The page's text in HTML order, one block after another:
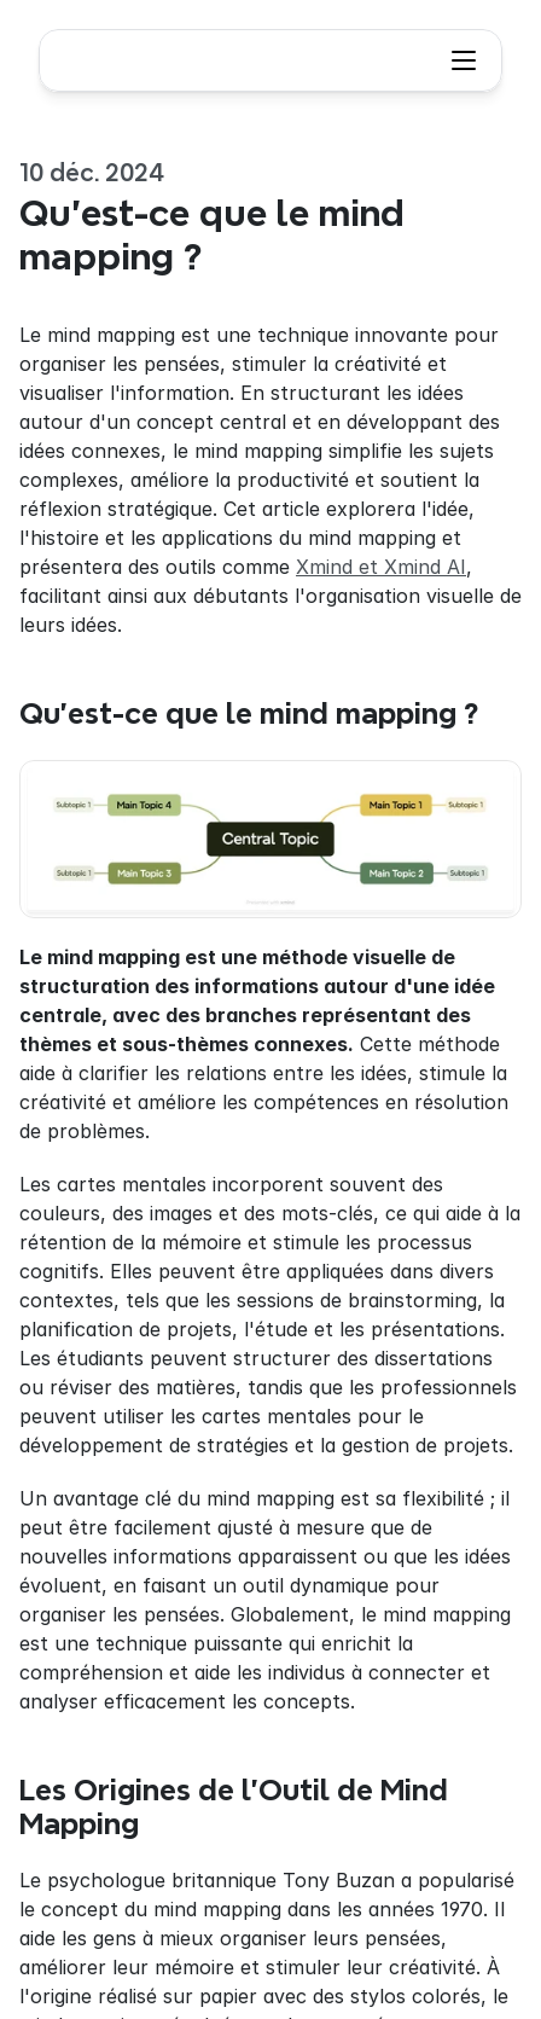
10 déc. 2024
Qu'est-ce que le mind
mapping ?
Le mind mapping est une technique innovante pour
organiser les pensées, stimuler la créativité et
visualiser l'information. En structurant les idées
autour d'un concept central et en développant des
idées connexes, le mind mapping simplifie les sujets
complexes, améliore la productivité et soutient la
réflexion stratégique. Cet article explorera l'idée,
l'histoire et les applications du mind mapping et
présentera des outils comme Xmind et Xmind AI,
facilitant ainsi aux débutants l'organisation visuelle de
leurs idées.
Qu'est-ce que le mind mapping ?
Le mind mapping est une méthode visuelle de
structuration des informations autour d'une idée
centrale, avec des branches représentant des
thèmes et sous-thèmes connexes. Cette méthode
aide à clarifier les relations entre les idées, stimule la
créativité et améliore les compétences en résolution
de problèmes.
Les cartes mentales incorporent souvent des
couleurs, des images et des mots-clés, ce qui aide à la
rétention de la mémoire et stimule les processus
cognitifs. Elles peuvent être appliquées dans divers
contextes, tels que les sessions de brainstorming, la
planification de projets, l'étude et les présentations.
Les étudiants peuvent structurer des dissertations
ou réviser des matières, tandis que les professionnels
peuvent utiliser les cartes mentales pour le
développement de stratégies et la gestion de projets.
Un avantage clé du mind mapping est sa flexibilité ; il
peut être facilement ajusté à mesure que de
nouvelles informations apparaissent ou que les idées
évoluent, en faisant un outil dynamique pour
organiser les pensées. Globalement, le mind mapping
est une technique puissante qui enrichit la
compréhension et aide les individus à connecter et
analyser efficacement les concepts.
Les Origines de l'Outil de Mind
Mapping
Le psychologue britannique Tony Buzan a popularisé
le concept du mind mapping dans les années 1970. Il
aide les gens à mieux organiser leurs pensées,
améliorer leur mémoire et stimuler leur créativité. À
l'origine réalisé sur papier avec des stylos colorés, le